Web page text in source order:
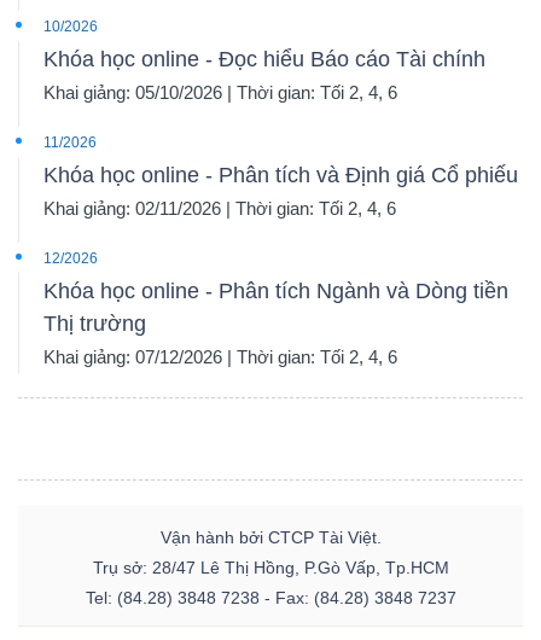
10/2026
Khóa học online - Đọc hiểu Báo cáo Tài chính
Khai giảng: 05/10/2026 | Thời gian: Tối 2, 4, 6
11/2026
Khóa học online - Phân tích và Định giá Cổ phiếu
Khai giảng: 02/11/2026 | Thời gian: Tối 2, 4, 6
12/2026
Khóa học online - Phân tích Ngành và Dòng tiền
Thị trường
Khai giảng: 07/12/2026 | Thời gian: Tối 2, 4, 6
Vận hành bởi CTCP Tài Việt.
Trụ sở: 28/47 Lê Thị Hồng, P.Gò Vấp, Tp.HCM
Tel: (84.28) 3848 7238 - Fax: (84.28) 3848 7237